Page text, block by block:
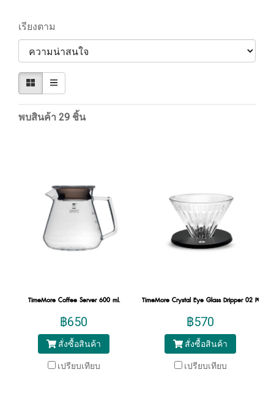
เรียงตาม
พบสินค้า 29 ชิ้น
TimeMore Coffee Server 600 ml.
฿650
สั่งซื้อสินค้า
เปรียบเทียบ
TimeMore Crystal Eye Glass Dripper 02 PC
฿570
สั่งซื้อสินค้า
เปรียบเทียบ